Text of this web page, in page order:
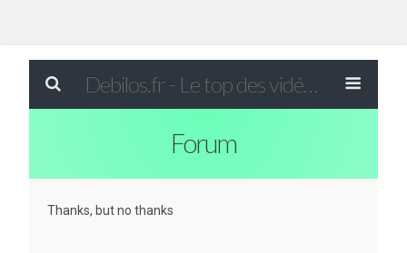
Debilos.fr - Le top des vidéos drôles du WEB !
Forum
Thanks, but no thanks